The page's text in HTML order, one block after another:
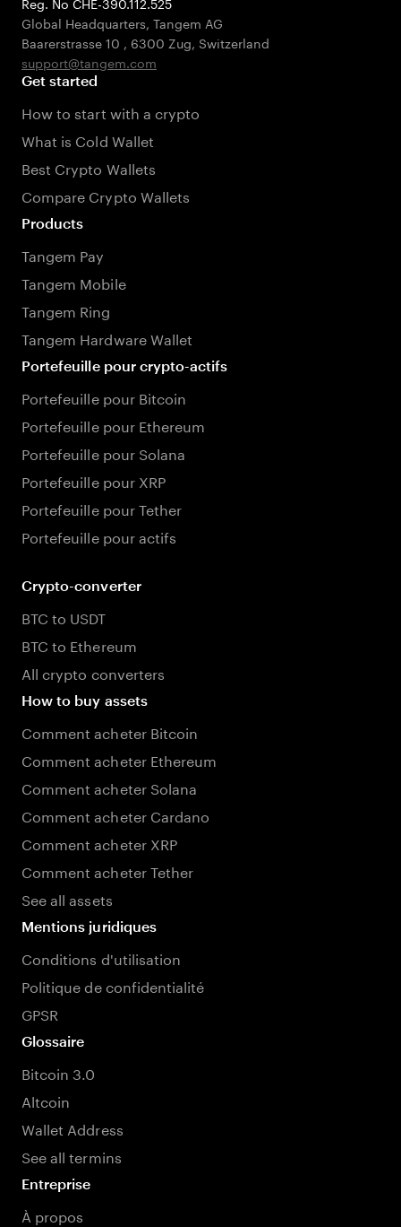
Global Headquarters, Tangem AG
Baarerstrasse 10 , 6300 Zug, Switzerland
support@tangem.com
Get started
How to start with a crypto
What is Cold Wallet
Best Crypto Wallets
Compare Crypto Wallets
Products
Tangem Pay
Tangem Mobile
Tangem Ring
Tangem Hardware Wallet
Portefeuille pour crypto-actifs
Portefeuille pour Bitcoin
Portefeuille pour Ethereum
Portefeuille pour Solana
Portefeuille pour XRP
Portefeuille pour Tether
Portefeuille pour actifs
Crypto-converter
BTC to USDT
BTC to Ethereum
All crypto converters
How to buy assets
Comment acheter Bitcoin
Comment acheter Ethereum
Comment acheter Solana
Comment acheter Cardano
Comment acheter XRP
Comment acheter Tether
See all assets
Mentions juridiques
Conditions d'utilisation
Politique de confidentialité
GPSR
Glossaire
Bitcoin 3.0
Altcoin
Wallet Address
See all termins
Entreprise
À propos